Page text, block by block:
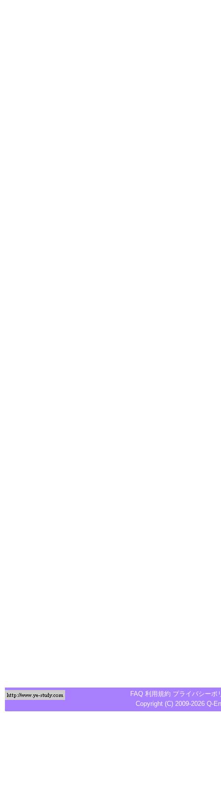
FAQ 利用規約 プライバシーポ
Copyright (C) 2009-2026 Q-